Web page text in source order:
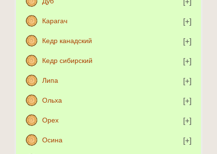
Карагач
Кедр канадский
Кедр сибирский
Липа
Ольха
Орех
Осина